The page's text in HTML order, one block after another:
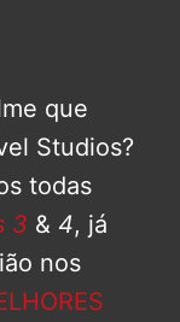
que
Studios?
todas
3 & 4, já
nos